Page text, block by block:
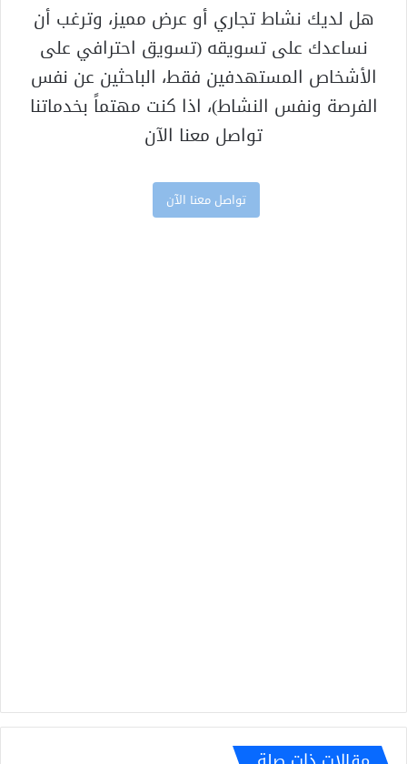
هل لديك نشاط تجاري أو عرض مميز، وترغب أن
نساعدك على تسويقه (تسويق احترافي على
الأشخاص المستهدفين فقط، الباحثين عن نفس
الفرصة ونفس النشاط)، اذا كنت مهتماً بخدماتنا
تواصل معنا الآن
تواصل معنا الآن